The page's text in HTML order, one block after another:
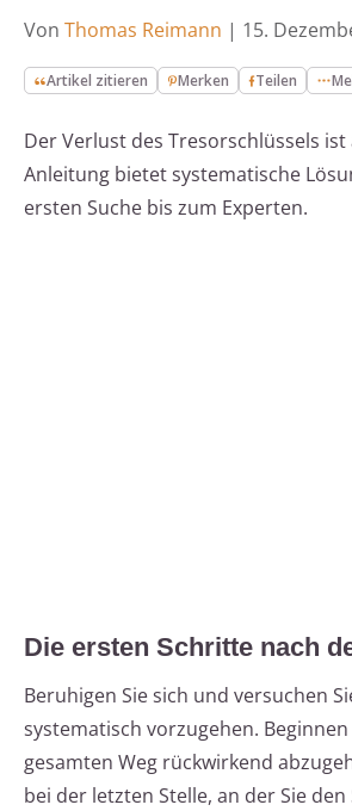
Von Thomas Reimann | 15.
Artikel zitieren Merken Teilen
Der Verlust des Tresorschlüssels
Anleitung bietet systematische
ersten Suche bis zum Experten.
Die ersten Schritte nach
Beruhigen Sie sich und versuchen
systematisch vorzugehen.
gesamten Weg rückwirkend
bei der letzten Stelle, an der Sie den